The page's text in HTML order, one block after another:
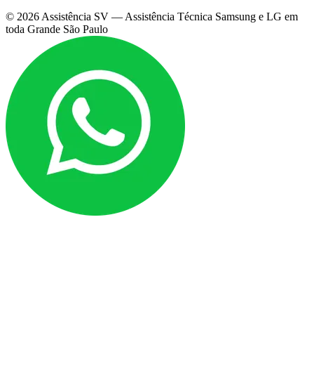
© 2026Assistência SV — Assistência Técnica Samsung e LG em
toda Grande São Paulo